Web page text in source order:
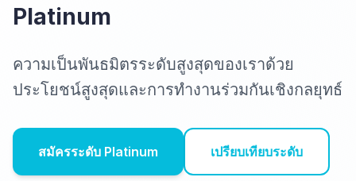
Platinum
ความเป็นพันธมิตรระดับสูงสุดของเราด้วย
ประโยชน์สูงสุดและการทำงานร่วมกันเชิงกลยุทธ์
สมัครระดับ Platinum เปรียบเทียบระดับ